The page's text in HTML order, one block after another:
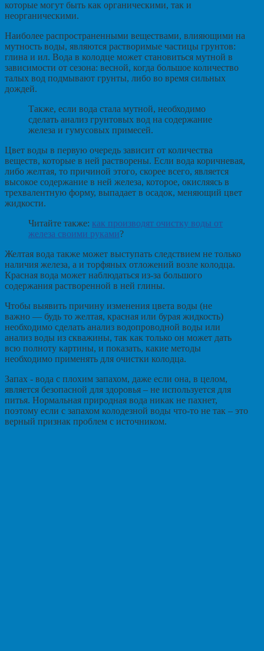
которые могут быть как органическими, так и
неорганическими.
Наиболее распространенными веществами, влияющими на
мутность воды, являются растворимые частицы грунтов:
глина и ил. Вода в колодце может становиться мутной в
зависимости от сезона: весной, когда большое количество
талых вод подмывают грунты, либо во время сильных
дождей.
Также, если вода стала мутной, необходимо
сделать анализ грунтовых вод на содержание
железа и гумусовых примесей.
Цвет воды в первую очередь зависит от количества
веществ, которые в ней растворены. Если вода коричневая,
либо желтая, то причиной этого, скорее всего, является
высокое содержание в ней железа, которое, окисляясь в
трехвалентную форму, выпадает в осадок, меняющий цвет
жидкости.
Читайте также: как производят очистку воды от
железа своими руками?
Желтая вода также может выступать следствием не только
наличия железа, а и торфяных отложений возле колодца.
Красная вода может наблюдаться из-за большого
содержания растворенной в ней глины.
Чтобы выявить причину изменения цвета воды (не
важно — будь то желтая, красная или бурая жидкость)
необходимо сделать анализ водопроводной воды или
анализ воды из скважины, так как только он может дать
всю полноту картины, и показать, какие методы
необходимо применять для очистки колодца.
Запах - вода с плохим запахом, даже если она, в целом,
является безопасной для здоровья – не используется для
питья. Нормальная природная вода никак не пахнет,
поэтому если с запахом колодезной воды что-то не так – это
верный признак проблем с источником.